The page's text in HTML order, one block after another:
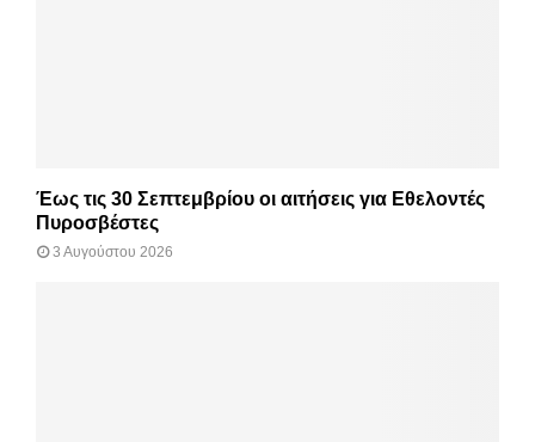
Έως τις 30 Σεπτεμβρίου οι αιτήσεις για Εθελοντές
Πυροσβέστες
3 Αυγούστου 2026